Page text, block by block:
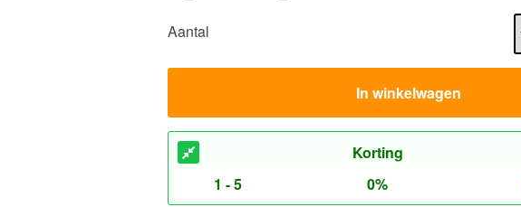
Aantal
In winkelwagen
Korting
1 - 5
0%